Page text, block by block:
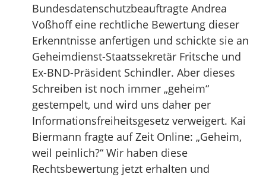
Bundesdatenschutzbeauftragte Andrea
Voßhoff eine rechtliche Bewertung dieser
Erkenntnisse anfertigen und schickte sie an
Geheimdienst-Staatssekretär Fritsche und
Ex-BND-Präsident Schindler. Aber dieses
Schreiben ist noch immer „geheim“
gestempelt, und wird uns daher per
Informationsfreiheitsgesetz verweigert. Kai
Biermann fragte auf Zeit Online: „Geheim,
weil peinlich?“ Wir haben diese
Rechtsbewertung jetzt erhalten und